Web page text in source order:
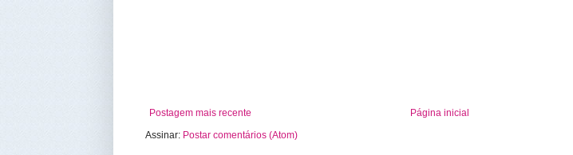
Postagem mais recente
Página inicial
Assinar: Postar comentários (Atom)